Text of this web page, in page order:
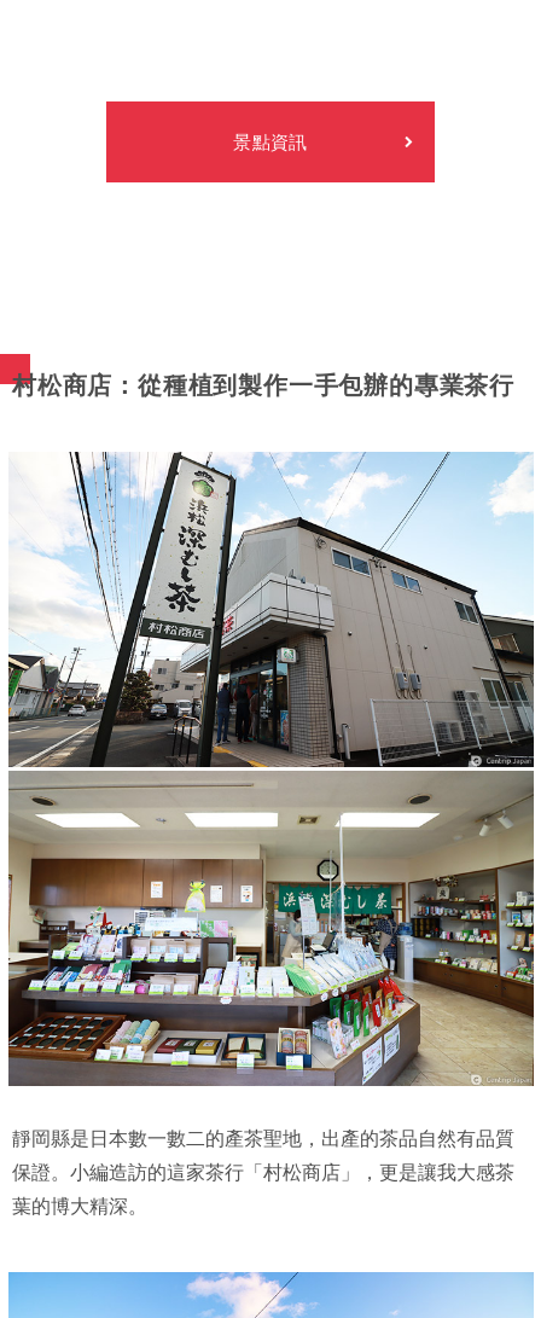
景點資訊
村松商店：從種植到製作一手包辦的專業茶行
靜岡縣是日本數一數二的產茶聖地，出產的茶品自然有品質
保證。小編造訪的這家茶行「村松商店」，更是讓我大感茶
葉的博大精深。